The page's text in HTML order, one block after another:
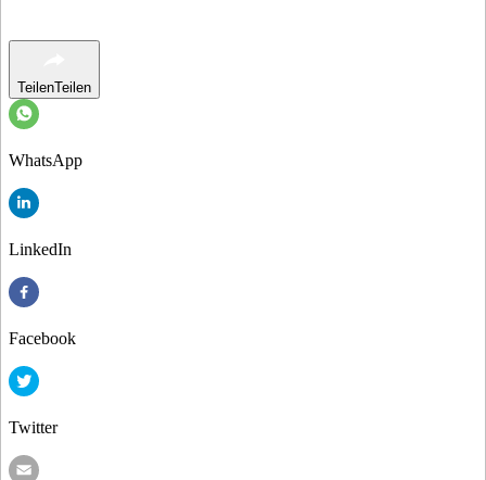
TeilenTeilen
WhatsApp
LinkedIn
Facebook
Twitter